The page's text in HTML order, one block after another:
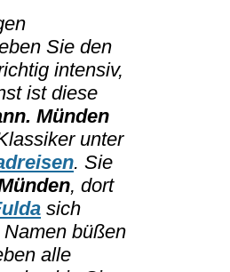
Sie den
intensiv,
ist diese
Münden
unter
. Sie
, dort
sich
büßen
alle